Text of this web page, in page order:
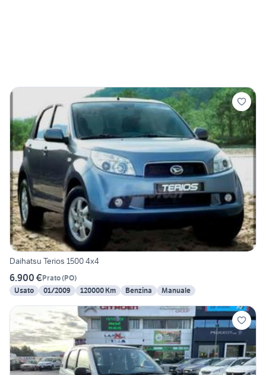
Daihatsu Terios 1500 4x4
6.900 €Prato(PO)
Usato
01/2009 120000 Km Benzina Manuale